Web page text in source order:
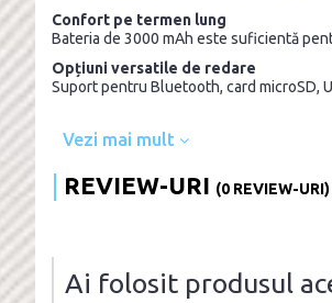
Confort pe termen lung
Bateria de 3000 mAh este suficientă
Opțiuni versatile de redare
Suport pentru Bluetooth, card microSD,
Vezi mai mult
REVIEW-URI (0 REVIEW-URI)
Ai folosit produsul